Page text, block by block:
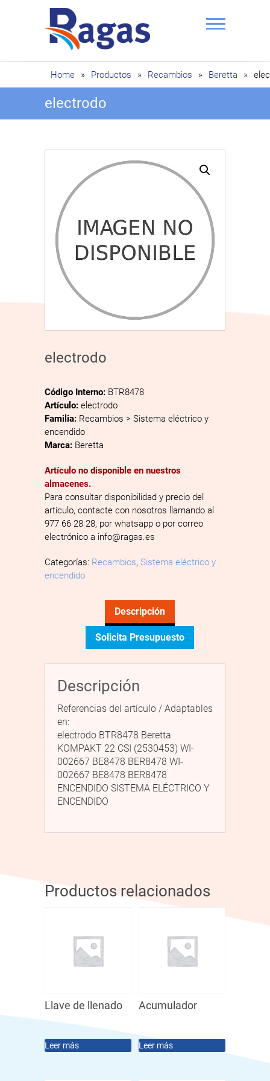
Ragas
Home » Productos » Recambios » Beretta »
electrodo
electrodo
Código Interno: BTR8478
Artículo: electrodo
Familia: Recambios > Sistema eléctrico y
encendido
Marca: Beretta
Artículo no disponible en nuestros
almacenes.
Para consultar disponibilidad y precio del
artículo, contacte con nosotros llamando al
977 66 28 28, por whatsapp o por correo
electrónico a info@ragas.es
Categorías: Recambios, Sistema eléctrico y
encendido
Descripción
Solicita Presupuesto
Descripción
Referencias del artículo / Adaptables
en:
electrodo BTR8478 Beretta
KOMPAKT 22 CSI (2530453) WI-
002667 BE8478 BER8478 WI-
002667 BE8478 BER8478
ENCENDIDO SISTEMA ELÉCTRICO Y
ENCENDIDO
Productos relacionados
Llave de llenado
Leer más
Acumulador
Leer más